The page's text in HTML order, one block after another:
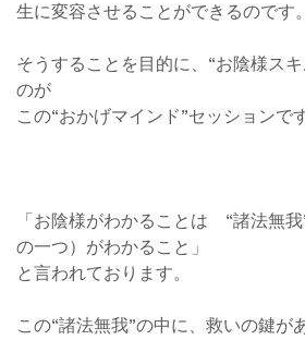
生に変容させることができるのです。
そうすることを目的に、“お陰様ス
のが
この“おかげマインド”セッションです
「お陰様がわかることは “諸法無
の一つ）がわかること」
と言われております。
この“諸法無我”の中に、救いの鍵が